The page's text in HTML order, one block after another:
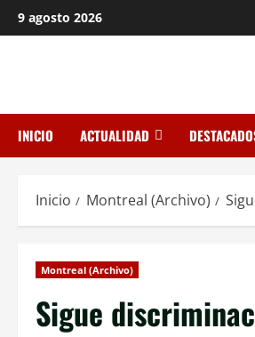
Saltar
al
9 agosto 2026
INICIO ACTUALIDAD
Inicio Montreal (Archivo)
Montreal (Archivo)
Sigue